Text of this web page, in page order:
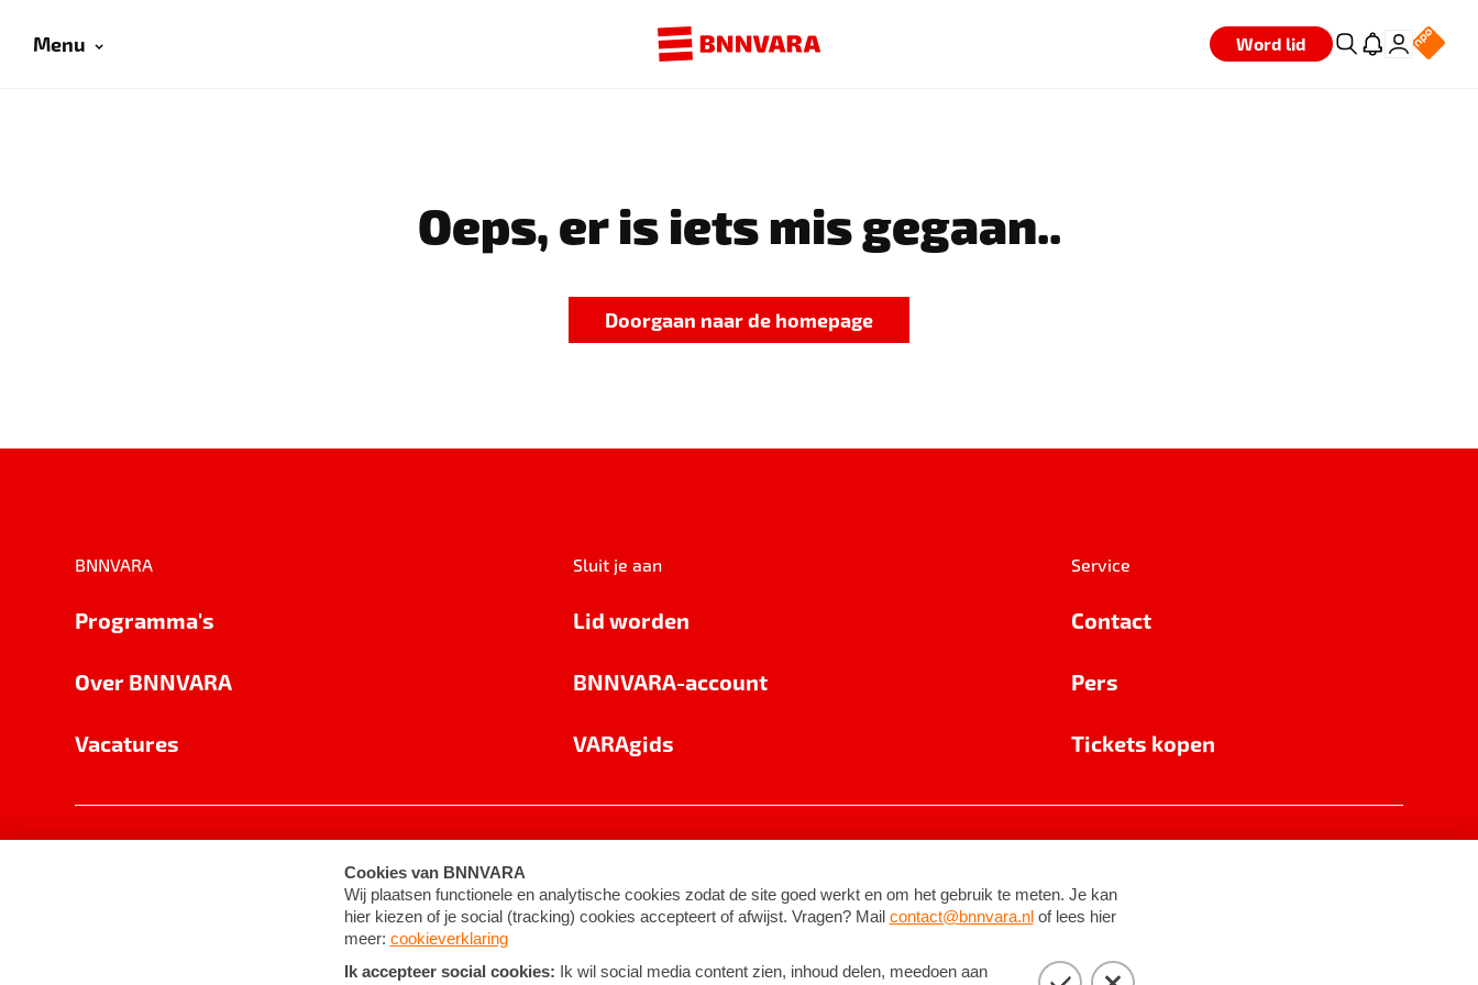
Menu Word lid
Oeps, er is iets mis gegaan..
Doorgaan naar de homepage
BNNVARA
Programma's
Over BNNVARA
Vacatures
Sluit je aan
Lid worden
BNNVARA-account
VARAgids
Service
Contact
Pers
Tickets kopen
Cookie-instellingen Algemene voorwaarden ©2026BNNVARA